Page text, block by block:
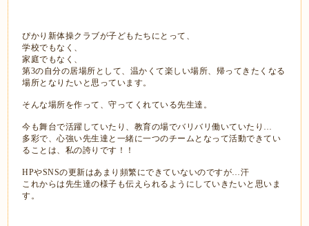
ぴかり新体操クラブが子どもたちにとって、
学校でもなく、
家庭でもなく、
第3の自分の居場所として、温かくて楽しい場所、帰ってきたくなる
場所となりたいと思っています。
そんな場所を作って、守ってくれている先生達。
今も舞台で活躍していたり、教育の場でバリバリ働いていたり…
多彩で、心強い先生達と一緒に一つのチームとなって活動できてい
ることは、私の誇りです！！
HPやSNSの更新はあまり頻繁にできていないのですが…汗
これからは先生達の様子も伝えられるようにしていきたいと思いま
す。